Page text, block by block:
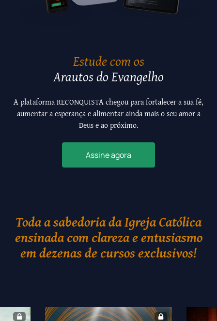
Estude com os
Arautos do Evangelho
A plataforma RECONQUISTA chegou para fortalecer a sua fé,
aumentar a esperança e alimentar ainda mais o seu amor a
Deus e ao próximo.
Assine agora
Toda a sabedoria da Igreja Católica
ensinada com clareza e entusiasmo
em dezenas de cursos exclusivos!